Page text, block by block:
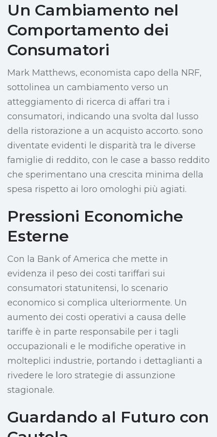
Un Cambiamento nel
Comportamento dei
Consumatori
Mark Matthews, economista capo della NRF,
sottolinea un cambiamento verso un
atteggiamento di ricerca di affari tra i
consumatori, indicando una svolta dal lusso
della ristorazione a un acquisto accorto. sono
diventate evidenti le disparità tra le diverse
famiglie di reddito, con le case a basso reddito
che sperimentano una crescita minima della
spesa rispetto ai loro omologhi più agiati.
Pressioni Economiche
Esterne
Con la Bank of America che mette in
evidenza il peso dei costi tariffari sui
consumatori statunitensi, lo scenario
economico si complica ulteriormente. Un
aumento dei costi operativi a causa delle
tariffe è in parte responsabile per i tagli
occupazionali e le modifiche operative in
molteplici industrie, portando i dettaglianti a
rivedere le loro strategie di assunzione
stagionale.
Guardando al Futuro con